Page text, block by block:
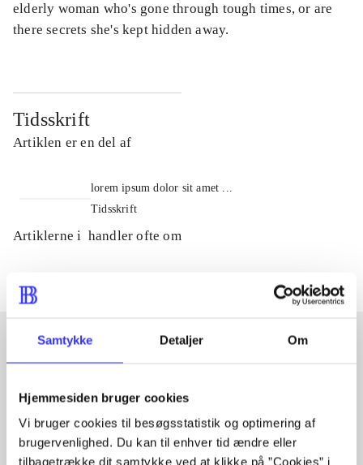
Samtykke Detaljer Om
Hjemmesiden bruger cookies
Vi bruger cookies til besøgsstatistik og optimering af
brugervenlighed. Du kan til enhver tid ændre eller
tilbagetrække dit samtykke ved at klikke på ”Cookies” i
elderly woman who's gone through tough times, or are
there secrets she's kept hidden away.
Tidsskrift
Artiklen er en del af
lorem ipsum dolor sit amet ...
Tidsskrift
Artiklerne i handler ofte om
Fra